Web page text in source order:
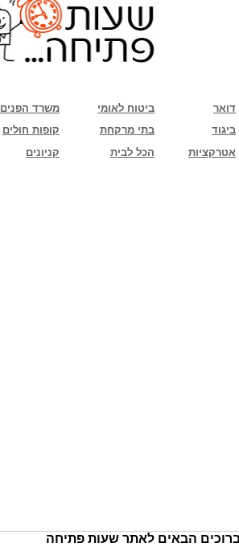
משרד הפנים ביטוח לאומי
דואר
קופות חולים בתי מרקחת
ביגוד
קניונים
הכל לבית אטרקציות
הבאים לאתר שעות פתיחה